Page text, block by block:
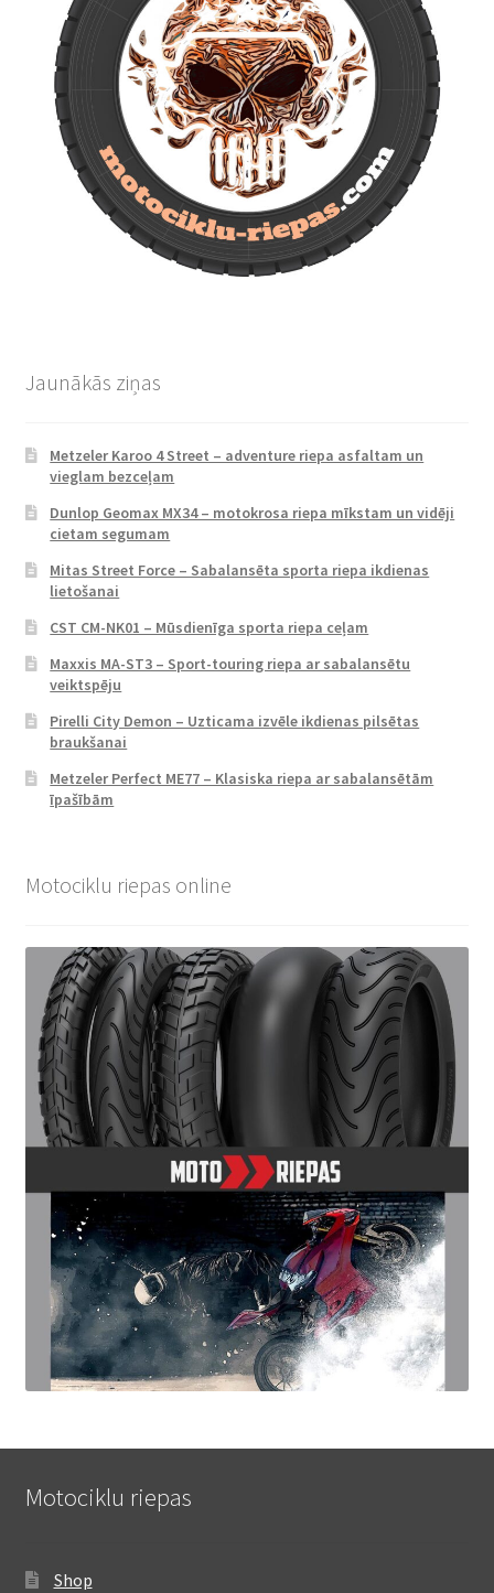
Jaunākās ziņas
Metzeler Karoo 4 Street – adventure riepa asfaltam un
vieglam bezceļam
Dunlop Geomax MX34 – motokrosa riepa mīkstam un vidēji
cietam segumam
Mitas Street Force – Sabalansēta sporta riepa ikdienas
lietošanai
CST CM-NK01 – Mūsdienīga sporta riepa ceļam
Maxxis MA-ST3 – Sport-touring riepa ar sabalansētu
veiktspēju
Pirelli City Demon – Uzticama izvēle ikdienas pilsētas
braukšanai
Metzeler Perfect ME77 – Klasiska riepa ar sabalansētām
īpašībām
Motociklu riepas online
Motociklu riepas
Shop